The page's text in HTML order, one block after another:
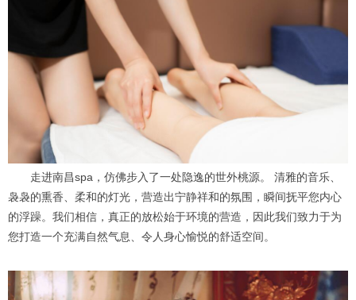
走进南昌spa，仿佛步入了一处隐逸的世外桃源。 清雅的音乐、
袅袅的熏香、柔和的灯光，营造出宁静祥和的氛围，瞬间抚平您内心
的浮躁。我们相信，真正的放松始于环境的营造，因此我们致力于为
您打造一个充满自然气息、令人身心愉悦的舒适空间。